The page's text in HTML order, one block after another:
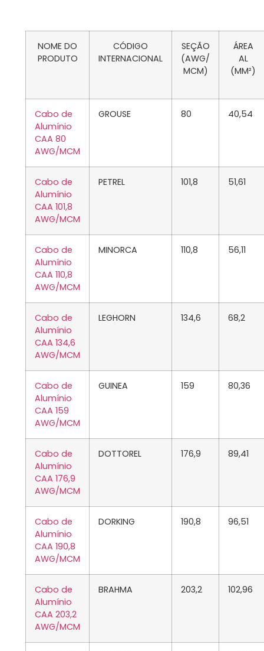
NOME DO
PRODUTO
CÓDIGO
INTERNACIONAL
SEÇÃO
(AWG/
MCM)
ÁREA
AL
(MM²)
Cabo de
Alumínio
CAA 80
AWG/MCM
GROUSE 80 40,54
Cabo de
Alumínio
CAA 101,8
AWG/MCM
PETREL 101,8 51,61
Cabo de
Alumínio
CAA 110,8
AWG/MCM
MINORCA 110,8 56,11
Cabo de
Alumínio
CAA 134,6
AWG/MCM
LEGHORN 134,6 68,2
Cabo de
Alumínio
CAA 159
AWG/MCM
GUINEA 159 80,36
Cabo de
Alumínio
CAA 176,9
AWG/MCM
DOTTOREL 176,9 89,41
Cabo de
Alumínio
CAA 190,8
AWG/MCM
DORKING 190,8 96,51
Cabo de
Alumínio
CAA 203,2
AWG/MCM
BRAHMA 203,2 102,96